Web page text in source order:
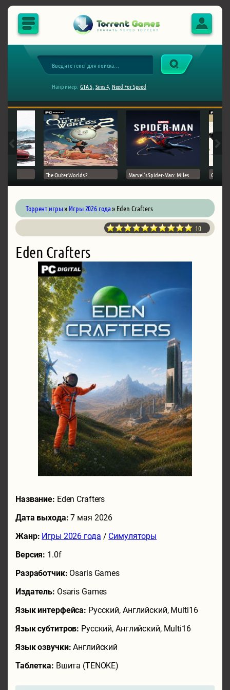
Например: GTA 5, Sims 4, Need For Speed
The Outer Worlds 2 Marvel's Spider-Man: Miles Ghost
Торрент игры» Игры 2026 года» Eden Crafters
10
Eden Crafters
Название: Eden Crafters
Дата выхода:7 мая 2026
Жанр: Игры 2026 года / Симуляторы
Версия: 1.0f
Разработчик: Osaris Games
Издатель: Osaris Games
Язык интерфейса: Русский, Английский, Multi16
Язык субтитров: Русский, Английский, Multi16
Язык озвучки:Английский
Таблетка: Вшита (TENOKE)